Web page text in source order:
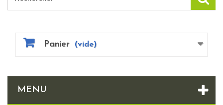
Panier (vide)
MENU